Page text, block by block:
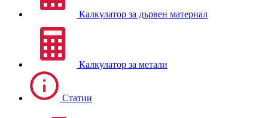
Калкулатор за дървен материал
Калкулатор за метали
Статии